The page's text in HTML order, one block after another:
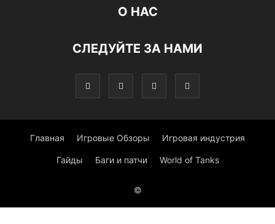
О НАС
СЛЕДУЙТЕ ЗА НАМИ
Главная Игровые Обзоры Игровая индустрия
Гайды Баги и патчи World of Tanks
©